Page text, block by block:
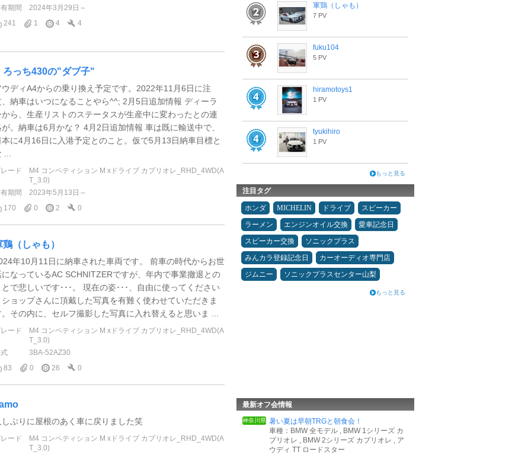
期間
2024年3月29日～
241
1 4 4
ろっち430の"ダブ子"
ウディA4からの乗り換え予定です。2022年11月6日に注
、納車はいつになることやら^^; 2月5日追加情報 ディーラ
から、生産リストのステータスが生産中に変わったとの連
が。納車は6月かな？ 4月2日追加情報 車は既に輸送中で、
本に4月16日に入港予定とのこと。仮で5月13日納車目標と
ード
M4 コンペティション M xドライブ カブリオレ_RHD_4WD(A
T_3.0)
期間
2023年5月13日～
170
0 2 0
鶏（しゃも）
年10月11日に納車された車両です。 前車の時代からお世
になっているAC SCHNITZERですが、年内で事業撤退との
とで悲しいです･･･。 現在の姿･･･、自由に使ってください
ショップさんに頂戴した写真を有難く使わせていただきま
。その内に、セルフ撮影した写真に入れ替えると思いま ...
ード
M4 コンペティション M xドライブ カブリオレ_RHD_4WD(A
T_3.0)
3BA-52AZ30
83
0 26 0
しぶりに屋根のあく車に戻りました笑
ード
M4 コンペティション M xドライブ カブリオレ_RHD_4WD(A
T_3.0)
軍鶏（しゃも）
7 PV
fuku104
5 PV
hiramotoys1
1 PV
tyukihiro
1 PV
もっと見る
注目タグ
ホンダ MICHELIN ドライブ
スピーカー
ラーメン
エンジンオイル交換
愛車記念日
スピーカー交換
ソニックプラス
みんカラ登録記念日
カーオーディオ専門店
ジムニー
ソニックプラスセンター山梨
もっと見る
最新オフ会情報
神奈川県 暑い夏は早朝TRGと朝食会！
車種：BMW 全モデル , BMW 1シリーズ カ
ブリオレ , BMW 2シリーズ カブリオレ , ア
ウディ TT ロードスター